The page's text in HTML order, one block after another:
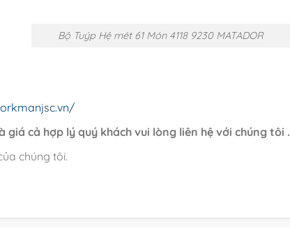
Bộ Tuýp Hệ mét 61 Món 4118 9230 MATADOR
cả hợp lý quý khách vui lòng liên hệ với chúng tôi .
chúng tôi.